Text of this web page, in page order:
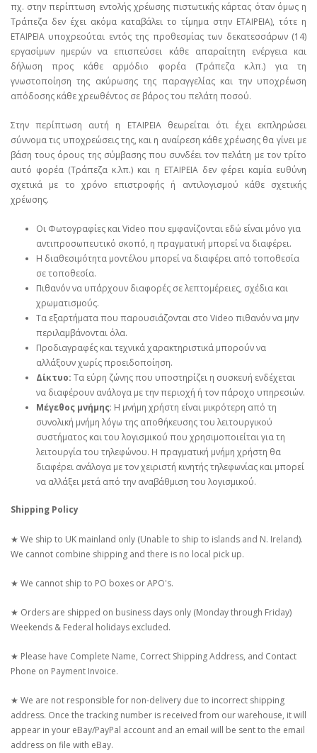
πχ. στην περίπτωση εντολής χρέωσης πιστωτικής κάρτας όταν όμως η
Τράπεζα δεν έχει ακόμα καταβάλει το τίμημα στην ΕΤΑΙΡΕΙΑ), τότε η
ΕΤΑΙΡΕΙΑ υποχρεούται εντός της προθεσμίας των δεκατεσσάρων (14)
εργασίμων ημερών να επισπεύσει κάθε απαραίτητη ενέργεια και
δήλωση προς κάθε αρμόδιο φορέα (Τράπεζα κ.λπ.) για τη
γνωστοποίηση της ακύρωσης της παραγγελίας και την υποχρέωση
απόδοσης κάθε χρεωθέντος σε βάρος του πελάτη ποσού.
Στην περίπτωση αυτή η ΕΤΑΙΡΕΙΑ θεωρείται ότι έχει εκπληρώσει
σύννομα τις υποχρεώσεις της, και η αναίρεση κάθε χρέωσης θα γίνει με
βάση τους όρους της σύμβασης που συνδέει τον πελάτη με τον τρίτο
αυτό φορέα (Τράπεζα κ.λπ.) και η ΕΤΑΙΡΕΙΑ δεν φέρει καμία ευθύνη
σχετικά με το χρόνο επιστροφής ή αντιλογισμού κάθε σχετικής
χρέωσης.
Οι Φωτογραφίες και Video που εμφανίζονται εδώ είναι μόνο για
αντιπροσωπευτικό σκοπό, η πραγματική μπορεί να διαφέρει.
Η διαθεσιμότητα μοντέλου μπορεί να διαφέρει από τοποθεσία
σε τοποθεσία.
Πιθανόν να υπάρχουν διαφορές σε λεπτομέρειες, σχέδια και
χρωματισμούς.
Τα εξαρτήματα που παρουσιάζονται στο Video πιθανόν να μην
περιλαμβάνονται όλα.
Προδιαγραφές και τεχνικά χαρακτηριστικά μπορούν να
αλλάξουν χωρίς προειδοποίηση.
Δίκτυο: Τα εύρη ζώνης που υποστηρίζει η συσκευή ενδέχεται
να διαφέρουν ανάλογα με την περιοχή ή τον πάροχο υπηρεσιών.
Μέγεθος μνήμης: Η μνήμη χρήστη είναι μικρότερη από τη
συνολική μνήμη λόγω της αποθήκευσης του λειτουργικού
συστήματος και του λογισμικού που χρησιμοποιείται για τη
λειτουργία του τηλεφώνου. Η πραγματική μνήμη χρήστη θα
διαφέρει ανάλογα με τον χειριστή κινητής τηλεφωνίας και μπορεί
να αλλάξει μετά από την αναβάθμιση του λογισμικού.
Shipping Policy
★ We ship to UK mainland only (Unable to ship to islands and N. Ireland).
We cannot combine shipping and there is no local pick up.
★ We cannot ship to PO boxes or APO's.
★ Orders are shipped on business days only (Monday through Friday)
Weekends & Federal holidays excluded.
★ Please have Complete Name, Correct Shipping Address, and Contact
Phone on Payment Invoice.
★ We are not responsible for non-delivery due to incorrect shipping
address. Once the tracking number is received from our warehouse, it will
appear in your eBay/PayPal account and an email will be sent to the email
address on file with eBay.